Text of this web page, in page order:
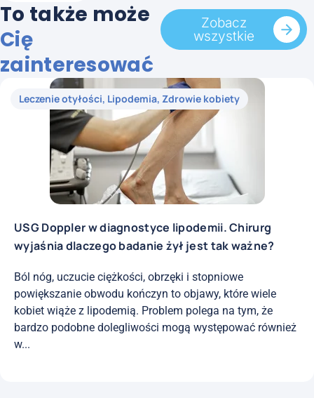
To także może
Cię
zainteresować
Zobacz
wszystkie
Leczenie otyłości, Lipodemia, Zdrowie kobiety
USG Doppler w diagnostyce lipodemii. Chirurg
wyjaśnia dlaczego badanie żył jest tak ważne?
Ból nóg, uczucie ciężkości, obrzęki i stopniowe
powiększanie obwodu kończyn to objawy, które wiele
kobiet wiąże z lipodemią. Problem polega na tym, że
bardzo podobne dolegliwości mogą występować również
w...